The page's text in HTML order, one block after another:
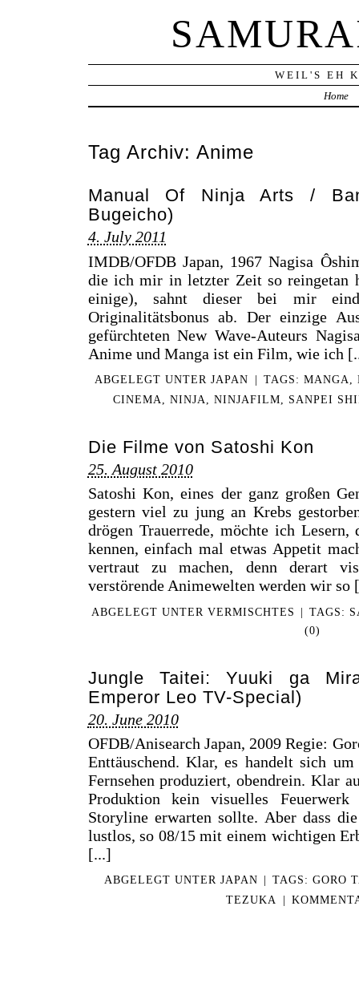
WEIL'S EH
Home
Tag Archiv: Anime
Manual Of Ninja Arts /
Bugeicho)
4. July 2011
IMDB/OFDB Japan, 1967 Nagisa
die ich mir in letzter Zeit so reingetan
einige), sahnt dieser bei mir
Originalitätsbonus ab. Der einzige
gefürchteten New Wave-Auteurs
Anime und Manga ist ein Film, wie ich
ABGELEGT UNTERJAPAN | TAGS: MANGA
CINEMA
NINJA NINJAFILM SANPEI
Die Filme von Satoshi Kon
25. August 2010
Satoshi Kon, eines der ganz großen
gestern viel zu jung an Krebs
drögen Trauerrede, möchte ich
kennen, einfach mal etwas Appetit
vertraut zu machen, denn derart
verstörende Animewelten werden wir so
ABGELEGT UNTER VERMISCHTES | TAGS:
(0)
Jungle Taitei: Yuuki ga
Emperor Leo TV-Special)
20. June 2010
OFDB/Anisearch Japan, 2009 Regie:
Enttäuschend. Klar, es handelt sich
Fernsehen produziert, obendrein. Klar
Produktion kein visuelles Feuerwerk
Storyline erwarten sollte. Aber dass
lustlos, so 08/15 mit einem wichtigen
[...]
ABGELEGT UNTER JAPAN | TAGS:GORO
TEZUKA
|